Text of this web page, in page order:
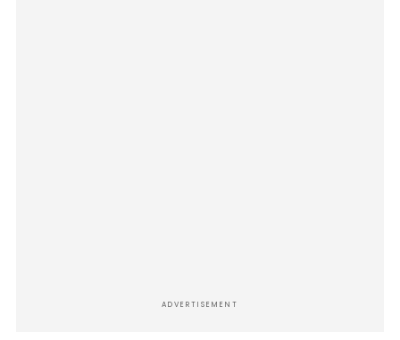
ADVERTISEMENT